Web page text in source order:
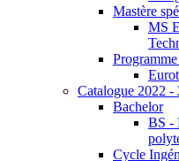
Mastère
MS
Catalogue 2022 -
Bachelor
BS -
Cycle